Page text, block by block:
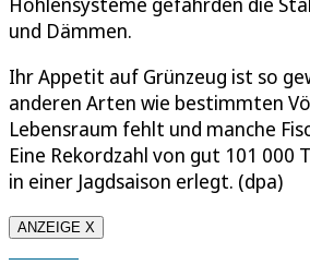
und Dämmen.
Ihr Appetit auf Grünzeug ist so
anderen Arten wie bestimmten
Lebensraum fehlt und manche
Eine Rekordzahl von gut 101 000
in einer Jagdsaison erlegt. (dpa)
ANZEIGE X